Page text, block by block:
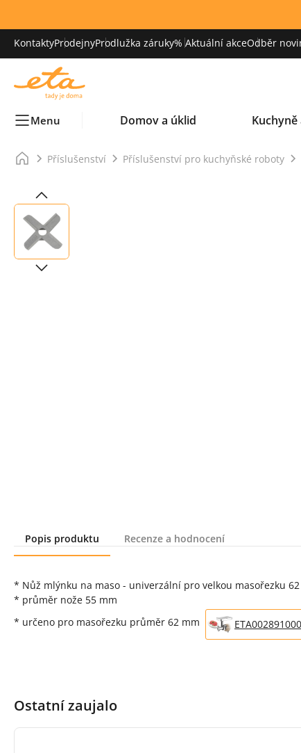
KontaktyProdejnyProdlužka záruky% Aktuální akceOdběr
Menu Domov a úklid
Příslušenství Příslušenství pro kuchyňské roboty
Popis produktu
Recenze a hodnocení
Popis produktu
* Nůž mlýnku na maso - univerzální pro velkou masořezku
* průměr nože 55 mm
* určeno pro masořezku průměr 62 mm
ETA002891000
Ostatní zaujalo